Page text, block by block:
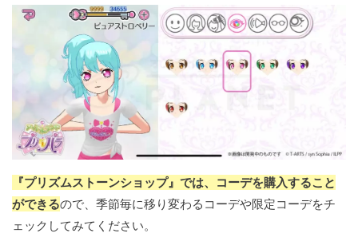
『プリズムストーンショップ』では、コーデを購入すること
ができるので、季節毎に移り変わるコーデや限定コーデをチ
ェックしてみてください。